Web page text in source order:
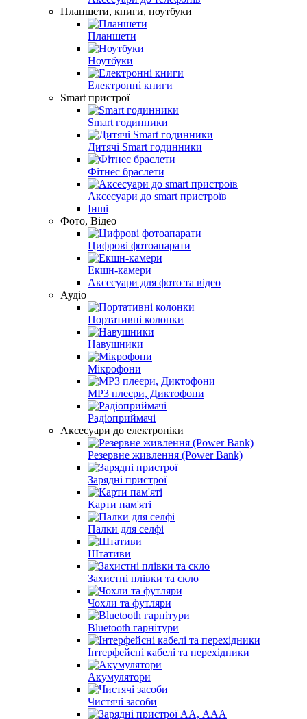
Планшети, книги, ноутбуки
Планшети
Ноутбуки
Електронні книги
Smart пристрої
Smart годинники
Дитячі Smart годинники
Фітнес браслети
Аксесуари до smart пристроїв
Інші
Фото, Відео
Цифрові фотоапарати
Екшн-камери
Аксесуари для фото та відео
Аудіо
Портативні колонки
Навушники
Мікрофони
MP3 плеєри, Диктофони
Радіоприймачі
Аксесуари до електроніки
Резервне живлення (Power Bank)
Зарядні пристрої
Карти пам'яті
Палки для селфі
Штативи
Захистні плівки та скло
Чохли та футляри
Bluetooth гарнітури
Інтерфейсні кабелі та перехідники
Акумулятори
Чистячі засоби